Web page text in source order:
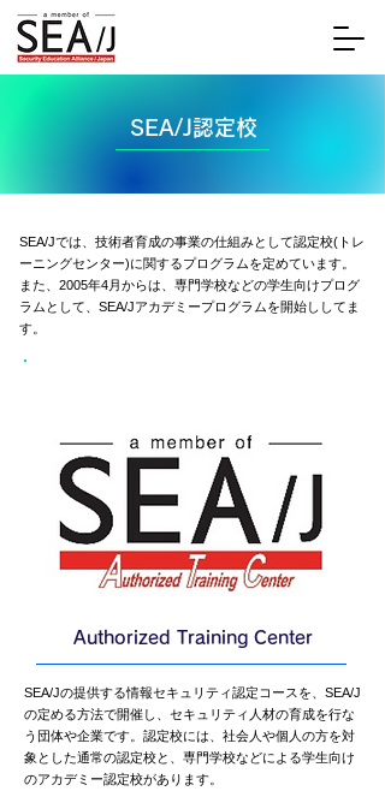
SEA/J認定校
SEA/Jでは、技術者育成の事業の仕組みとして認定校(トレ
ーニングセンター)に関するプログラムを定めています。
また、2005年4月からは、専門学校などの学生向けプログ
ラムとして、SEA/Jアカデミープログラムを開始ししてま
す。
Authorized Training Center
SEA/Jの提供する情報セキュリティ認定コースを、SEA/J
の定める方法で開催し、セキュリティ人材の育成を行な
う団体や企業です。認定校には、社会人や個人の方を対
象とした通常の認定校と、専門学校などによる学生向け
のアカデミー認定校があります。